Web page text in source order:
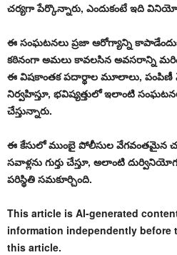
చర్యగా పేర్కొన్నారు, ఎందుకంటే ఇది
ఈ సంఘటనలు ప్రజా ఆరోగ్యాన్ని
కఠినంగా అమలు కావలసిన అవసరాన్ని
ఈ విషకాంతక పదార్థాల మూలాలు, పంపిణీ
నిర్వహిస్తూ, భవిష్యత్తులో ఇలాంటి
చేస్తున్నారు.
ఈ కేసులో ముంబై పోలీసుల వేగవంతమైన
సవాళ్లను గుర్తు చేస్తూ, అలాంటి
పరిస్థితి సమకూర్చింది.
This article is AI-generated
information independently before
this article.